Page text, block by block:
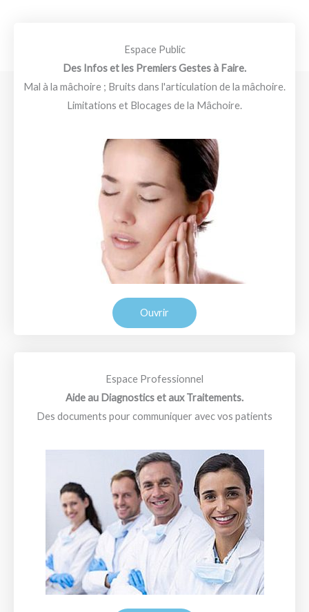
Espace Public
Des Infos et les Premiers Gestes à Faire.
Mal à la mâchoire ; Bruits dans l'articulation de la mâchoire.
Limitations et Blocages de la Mâchoire.
Ouvrir
Espace Professionnel
Aide au Diagnostics et aux Traitements.
Des documents pour communiquer avec vos patients